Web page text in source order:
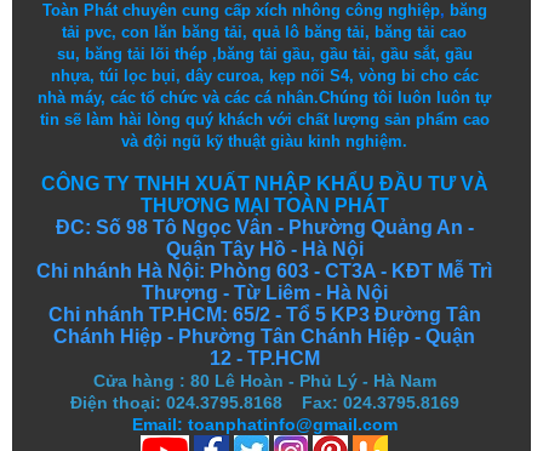
Toàn Phát chuyên cung cấp xích nhông công nghiệp, băng
tải pvc,con lăn băng tải,quả lô băng tải, băng tải cao
su, băng tải lõi thép, băng tải gầu, gầu tải, gầu sắt, gầu
nhựa, túi lọc bụi, dây curoa, kẹp nối S4, vòng bi cho các
nhà máy, các tổ chức và các cá nhân.Chúng tôi luôn luôn tự
tin sẽ làm hài lòng quý khách với chất lượng sảnphẩm cao
vàđội ngũ kỹ thuậtgiàu kinh nghiệm.
CÔNG TY TNHH XUẤT NHẬP KHẨU ĐẦU TƯ VÀ
THƯƠNG MẠI TOÀN PHÁT
ĐC: Số 98 Tô Ngọc Vân - Phường Quảng An -
Quận Tây Hồ - Hà Nội
Chi nhánh Hà Nội: Phòng 603 - CT3A - KĐT Mễ Trì
Thượng - Từ Liêm - Hà Nội
Chi nhánh TP.HCM: 65/2 - Tổ 5 KP3 Đường Tân
Chánh Hiệp - Phường Tân Chánh Hiệp - Quận
12 - TP.HCM
Cửa hàng : 80 Lê Hoàn - Phủ Lý - Hà Nam
Điện thoại: 024.3795.8168 Fax: 024.3795.8169
Email: toanphatinfo@gmail.com